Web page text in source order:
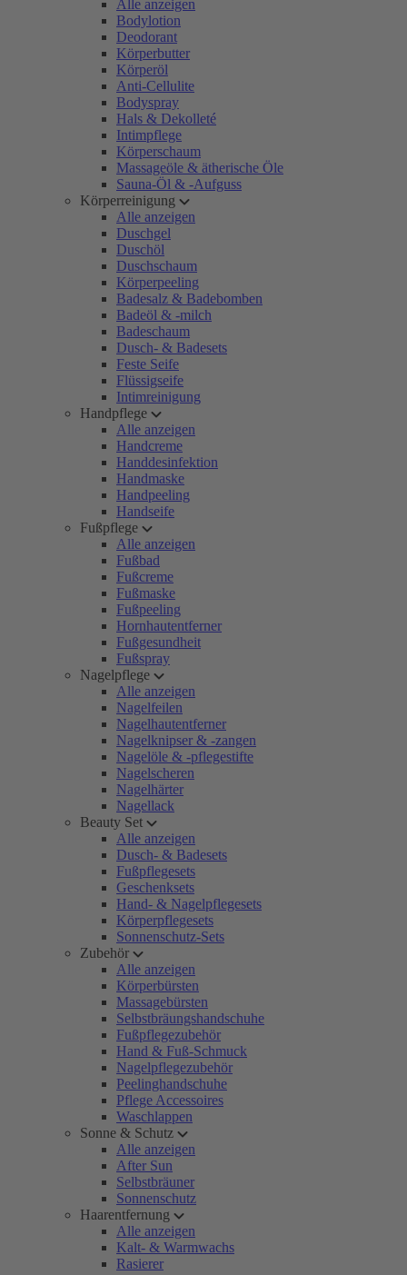
Alle anzeigen
Bodylotion
Deodorant
Körperbutter
Körperöl
Anti-Cellulite
Bodyspray
Hals & Dekolleté
Intimpflege
Körperschaum
Massageöle & ätherische Öle
Sauna-Öl & -Aufguss
Körperreinigung
Alle anzeigen
Duschgel
Duschöl
Duschschaum
Körperpeeling
Badesalz & Badebomben
Badeöl & -milch
Badeschaum
Dusch- & Badesets
Feste Seife
Flüssigseife
Intimreinigung
Handpflege
Alle anzeigen
Handcreme
Handdesinfektion
Handmaske
Handpeeling
Handseife
Fußpflege
Alle anzeigen
Fußbad
Fußcreme
Fußmaske
Fußpeeling
Hornhautentferner
Fußgesundheit
Fußspray
Nagelpflege
Alle anzeigen
Nagelfeilen
Nagelhautentferner
Nagelknipser & -zangen
Nagelöle & -pflegestifte
Nagelscheren
Nagelhärter
Nagellack
Beauty Set
Alle anzeigen
Dusch- & Badesets
Fußpflegesets
Geschenksets
Hand- & Nagelpflegesets
Körperpflegesets
Sonnenschutz-Sets
Zubehör
Alle anzeigen
Körperbürsten
Massagebürsten
Selbstbräungshandschuhe
Fußpflegezubehör
Hand & Fuß-Schmuck
Nagelpflegezubehör
Peelinghandschuhe
Pflege Accessoires
Waschlappen
Sonne & Schutz
Alle anzeigen
After Sun
Selbstbräuner
Sonnenschutz
Haarentfernung
Alle anzeigen
Kalt- & Warmwachs
Rasierer